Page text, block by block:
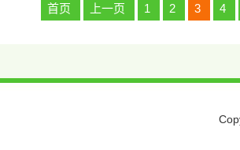
首页 上一页 1 2 3 4